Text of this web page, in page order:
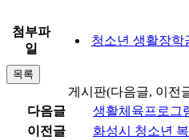
첨부파
일
청소년 생활장학
목록
게시판(다음글, 이전
다음글
생활체육프로그
이전글
화성시 청소년